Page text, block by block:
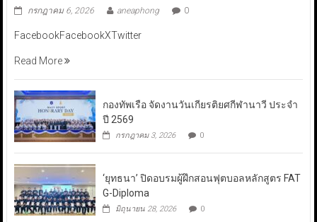
กรกฎาคม 6, 2026 aneaphong 0
FacebookFacebookXTwitter
Read More
กองทัพเรือ จัดงานวันเกียรติยศกีฬานาวี ประจำ
ปี 2569
กรกฎาคม 3, 2026 0
‘ยุทธนา’ ปิดอบรมผู้ฝึกสอนฟุตบอลหลักสูตร FAT
G-Diploma
มิถุนายน 28, 2026 0